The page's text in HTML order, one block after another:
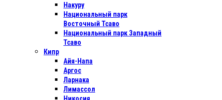
Накуру
Национальный парк
Восточный Тсаво
Национальный парк Западный
Тсаво
Кипр
Айя-Напа
Аргос
Ларнака
Лимассол